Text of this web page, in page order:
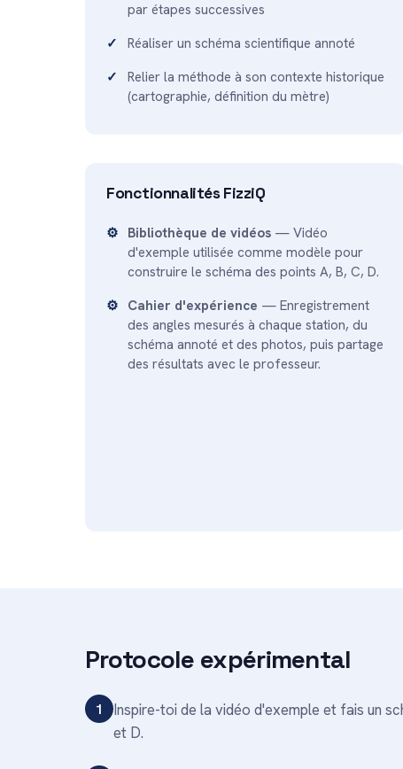
par étapes successives
Réaliser un schéma scientifique annoté
Relier la méthode à son contexte historique
(cartographie, définition du mètre)
Fonctionnalités FizziQ
Bibliothèque de vidéos — Vidéo
d'exemple utilisée comme modèle pour
construire le schéma des points A, B, C, D.
Cahier d'expérience — Enregistrement
des angles mesurés à chaque station, du
schéma annoté et des photos, puis partage
des résultats avec le professeur.
Protocole expérimental
1
Inspire-toi de la vidéo d'exemple et fais un
et D.